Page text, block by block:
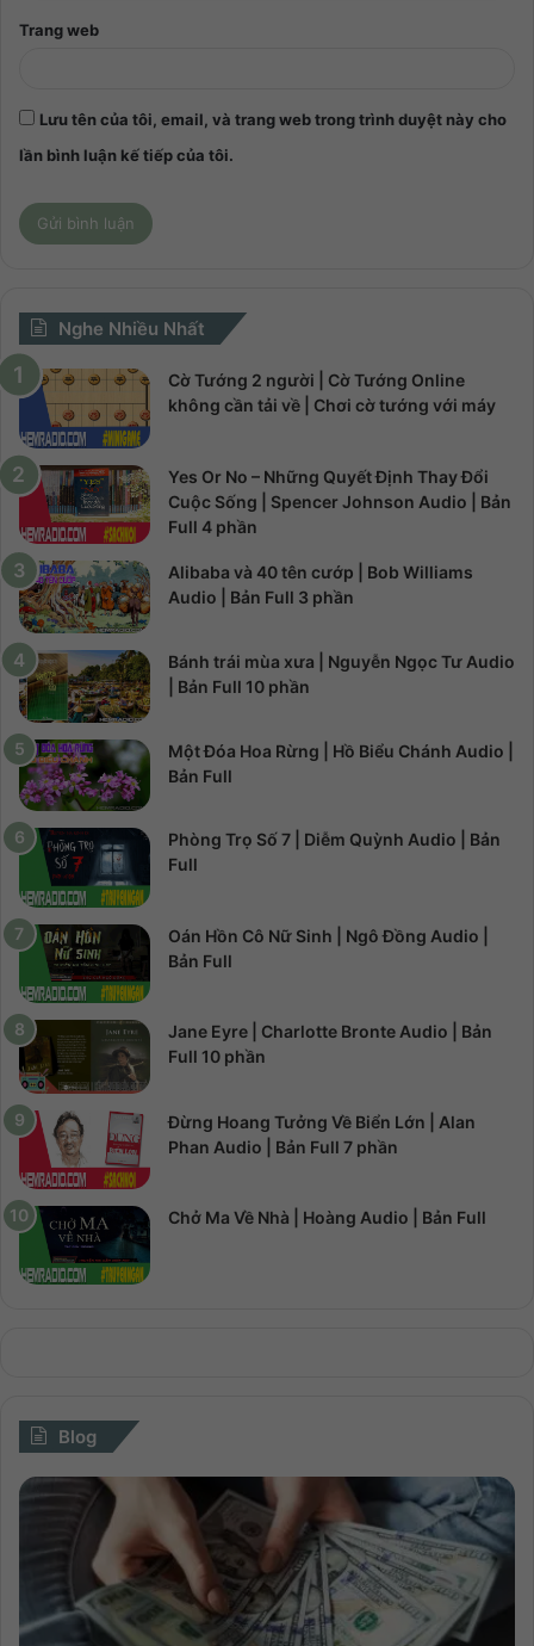
Trang web
Lưu tên của tôi, email, và trang web trong trình duyệt này cho
lần bình luận kế tiếp của tôi.
Nghe Nhiều Nhất
Cờ Tướng 2 người | Cờ Tướng Online
không cần tải về | Chơi cờ tướng với máy
Yes Or No – Những Quyết Định Thay Đổi
Cuộc Sống | Spencer Johnson Audio | Bản
Full 4 phần
Alibaba và 40 tên cướp | Bob Williams
Audio | Bản Full 3 phần
Bánh trái mùa xưa | Nguyễn Ngọc Tư Audio
| Bản Full 10 phần
Một Đóa Hoa Rừng | Hồ Biểu Chánh Audio |
Bản Full
Phòng Trọ Số 7 | Diễm Quỳnh Audio | Bản
Full
Oán Hồn Cô Nữ Sinh | Ngô Đồng Audio |
Bản Full
Jane Eyre | Charlotte Bronte Audio | Bản
Full 10 phần
Đừng Hoang Tưởng Về Biển Lớn | Alan
Phan Audio | Bản Full 7 phần
Chở Ma Về Nhà | Hoàng Audio | Bản Full
Blog